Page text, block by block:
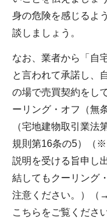
身の危険を感じるよ
談しましょう。
なお、業者から「自
と言われて承諾し、
の場で売買契約をし
ーリング・オフ（無
（宅地建物取引業法
規則第16条の5）（
説明を受ける旨申し
結してもクーリング
注意ください。）（
こちらをご覧くださ